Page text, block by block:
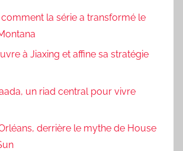
la série a transformé le
à Jiaxing et affine sa stratégie
un riad central pour vivre
derrière le mythe de House